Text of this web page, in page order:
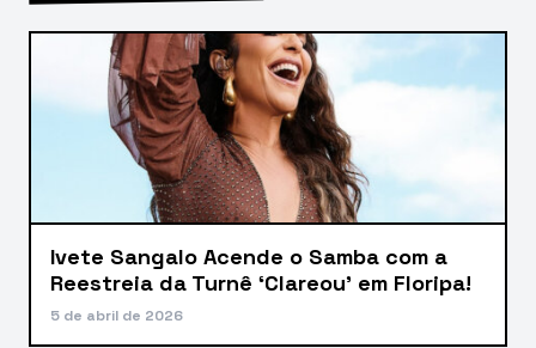
Ivete Sangalo Acende o Samba com a
Reestreia da Turnê ‘Clareou’ em Floripa!
5 de abril de 2026